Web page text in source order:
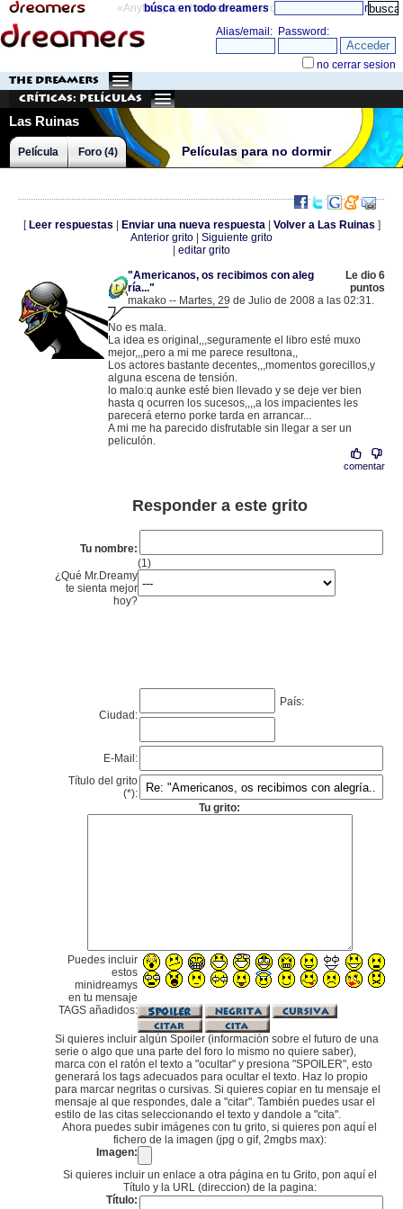
«Anything can happen and it probably will» directorio
búsca en todo dreamers
THE DREAMERS
Críticas: Películas
Las Ruinas
Películas para no dormir
Película Foro (4)
[ Leer respuestas Enviar una nueva respuesta| Volver a Las Ruinas ]
Anterior grito
Siguiente grito
editar grito
"Americanos, os recibimos con aleg
ría..."
Le dio 6
puntos
makako -- Martes, 29 de Julio de 2008 a las 02:31.
No es mala.
La idea es original,,,seguramente el libro esté muxo
mejor,,,pero a mi me parece resultona,,
Los actores bastante decentes,,,momentos gorecillos,y
alguna escena de tensión.
lo malo:q aunke esté bien llevado y se deje ver bien
hasta q ocurren los sucesos,,,,a los impacientes les
parecerá eterno porke tarda en arrancar...
A mi me ha parecido disfrutable sin llegar a ser un
peliculón.
comentar
Responder a este grito
Tu nombre:
(1)
¿Qué Mr.Dreamy
te sienta mejor
hoy?
Ciudad:
País:
E-Mail:
Título del grito
(*):
Tu grito:
Puedes incluir
estos
minidreamys
en tu mensaje
TAGS añadidos:
Si quieres incluir algún Spoiler (información sobre el futuro de una
serie o algo que una parte del foro lo mismo no quiere saber),
marca con el ratón el texto a "ocultar" y presiona "SPOILER", esto
generará los tags adecuados para ocultar el texto. Haz lo propio
para marcar negritas o cursivas. Si quieres copiar en tu mensaje el
mensaje al que respondes, dale a "citar". También puedes usar el
estilo de las citas seleccionando el texto y dandole a "cita".
Ahora puedes subir imágenes con tu grito, si quieres pon aquí el
fichero de la imagen (jpg o gif, 2mgbs max):
Imagen:
Si quieres incluir un enlace a otra página en tu Grito, pon aquí el
Título y la URL (direccion) de la pagina:
Título: